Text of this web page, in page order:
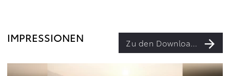
IMPRESSIONEN Zu den Downloads